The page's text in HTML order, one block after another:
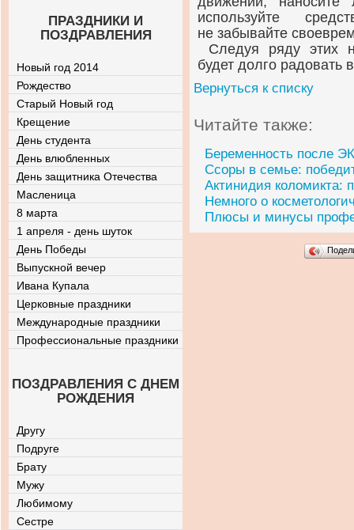
используйте
не забывайте
Следуя ряду этих
будет долго радовать
Вернуться к списку
Читайте также:
Беременность после
Ссоры в семье:
Актинидия коломикта:
Немного о
Плюсы и минусы
ПРАЗДНИКИ И
ПОЗДРАВЛЕНИЯ
Новый год 2014
Рождество
Старый Новый год
Крещение
День студента
День влюбленных
День защитника Отечества
Масленица
8 марта
1 апреля - день шуток
День Победы
Выпускной вечер
Ивана Купала
Церковные праздники
Международные праздники
Профессиональные праздники
ПОЗДРАВЛЕНИЯ С ДНЕМ
РОЖДЕНИЯ
Другу
Подруге
Брату
Мужу
Любимому
Сестре